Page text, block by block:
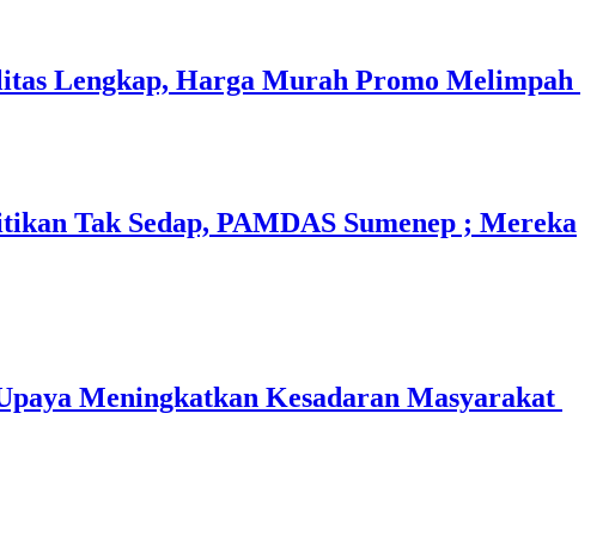
Lengkap, Harga Murah Promo Melimpah
Tak Sedap, PAMDAS Sumenep ; Mereka
Meningkatkan Kesadaran Masyarakat